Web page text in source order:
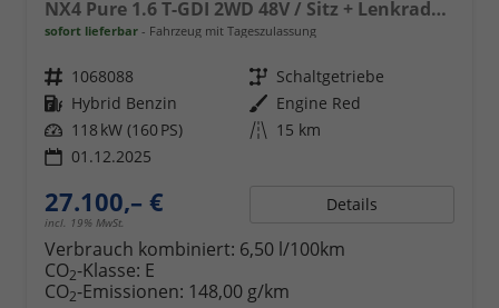
NX4 Pure 1.6 T-GDI 2WD 48V / Sitz + Lenkradheiz. LED Tempomat Alu 17"
sofort lieferbar Fahrzeug mit Tageszulassung
Fahrzeugnr. 1068088 Getriebe Schaltgetriebe
Kraftstoff Hybrid Benzin Außenfarbe Engine Red
Leistung 118 kW (160 PS) Kilometerstand 15 km
01.12.2025
27.100,– €
incl. 19% MwSt.
Details
Verbrauch kombiniert: 6,50 l/100km
CO2-Klasse: E
CO2-Emissionen: 148,00 g/km